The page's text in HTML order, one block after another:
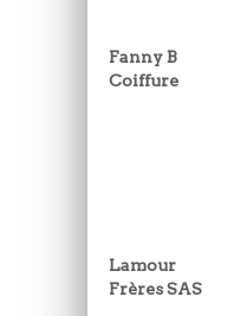
Fanny B
Coiffure
Lamour
Frères SAS